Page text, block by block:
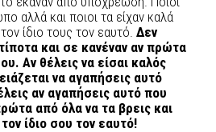
αλλά και ποιοι τα είχαν καλά
ίδιο τους τον εαυτό. Δεν
και σε κανέναν αν πρώτα
Αν θέλεις να είσαι καλός
να αγαπήσεις αυτό
αν αγαπήσεις αυτό που
από όλα να τα βρεις και
ίδιο σου τον εαυτό!